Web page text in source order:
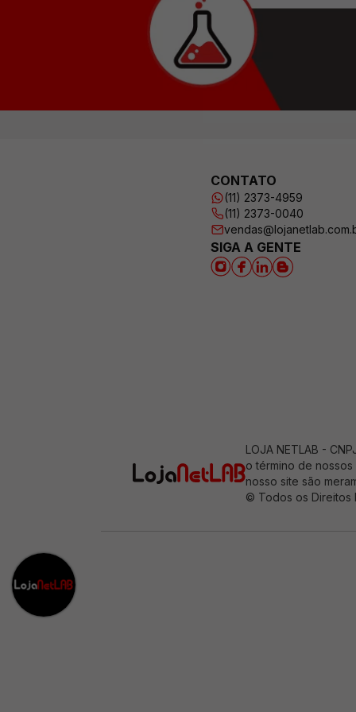
CONTATO
(11) 2373-4959
(11) 2373-0040
SIGA A GENTE
LOJA NETLAB -
o término de
nosso site são
© Todos os Direitos